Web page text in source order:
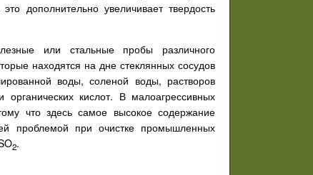
дополнительно увеличивает твердость
или стальные пробы различного
находятся на дне стеклянных сосудов
воды, соленой воды, растворов
кислот. В малоагрессивных
что здесь самое высокое содержание
проблемой при очистке промышленных
2.